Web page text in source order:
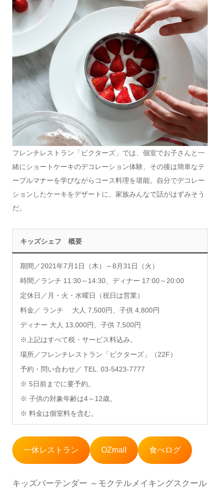
フレンチレストラン「ビクターズ」では、個室でお子さんと一
緒にショートケーキのデコレーション体験、その後は簡単なテ
ーブルマナーを学びながらコース料理を堪能。自分でデコレー
ションしたケーキをデザートに、家族みんなで話がはずみそう
だ。
キッズシェフ 概要
期間／2021年7月1日（木）～8月31日（火）
時間／ランチ 11:30～14:30、ディナー 17:00～20:00
定休日／月・火・水曜日（祝日は営業）
料金／ ランチ 大人 7,500円、子供 4,800円
ディナー 大人 13,000円、子供 7,500円
※上記はすべて税・サービス料込み。
場所／フレンチレストラン「ビクターズ」（22F）
予約・問い合わせ／ TEL. 03-5423-7777
※ 5日前までに要予約。
※ 子供の対象年齢は4～12歳。
※ 料金は個室料を含む。
一休レストラン OZmall 食べログ
キッズバーテンダー ～モクテルメイキングスクール